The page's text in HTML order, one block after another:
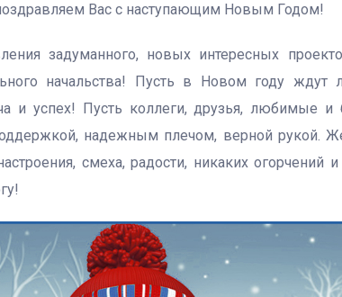
Вас с наступающим Новым Годом!
задуманного, новых интересных
начальства! Пусть в Новом году
и успех! Пусть коллеги, друзья, любимые
надежным плечом, верной рукой.
смеха, радости, никаких огорчений